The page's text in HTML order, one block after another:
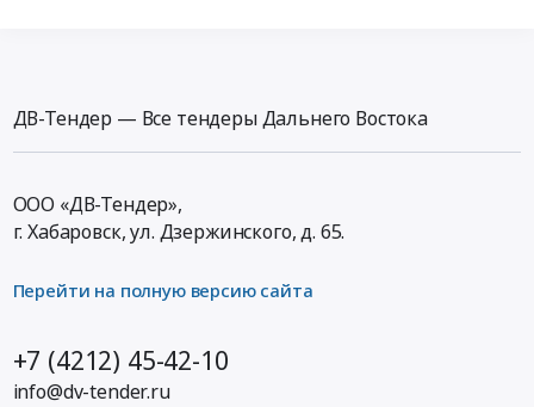
ДВ-Тендер — Все тендеры Дальнего Востока
ООО «ДВ-Тендер»,
г. Хабаровск,ул. Дзержинского, д. 65.
Перейти на полную версию сайта
+7 (4212) 45-42-10
info@dv-tender.ru